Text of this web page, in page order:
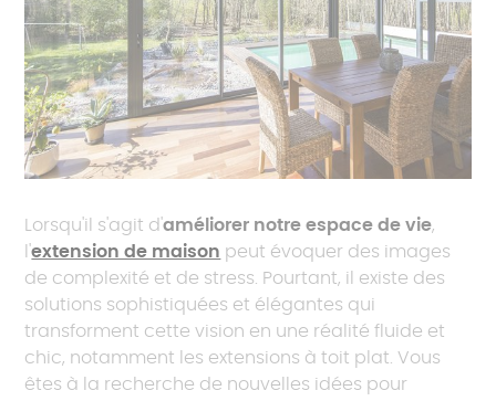
Sud
Tout consulter
Lorsqu'il s'agit d'améliorer notre espace de vie,
l'extension de maison peut évoquer des images
de complexité et de stress. Pourtant, il existe des
solutions sophistiquées et élégantes qui
transforment cette vision en une réalité fluide et
chic, notamment les extensions à toit plat. Vous
êtes à la recherche de nouvelles idées pour